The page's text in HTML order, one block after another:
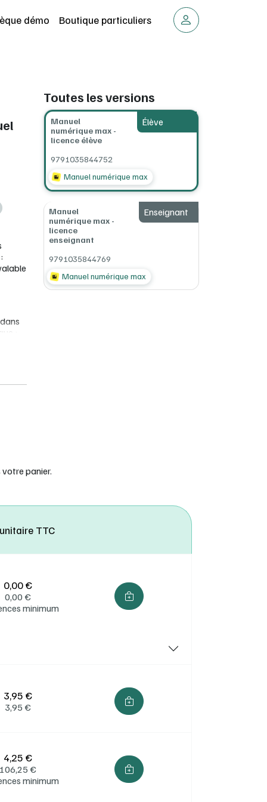
démo Boutique particuliers
:
en
:
Toutes les versions
Élève
Manuel
numérique max -
licence élève
9791035844752
Manuel numérique max
Enseignant
Manuel
numérique max -
licence
enseignant
9791035844769
Manuel numérique max
panier.
TTC
0,00 €
0,00 €
minimum
3,95 €
3,95 €
4,25 €
106,25 €
minimum